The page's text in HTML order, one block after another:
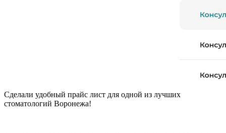
Сделали удобный прайс лист для одной из лучших
стоматологий Воронежа!